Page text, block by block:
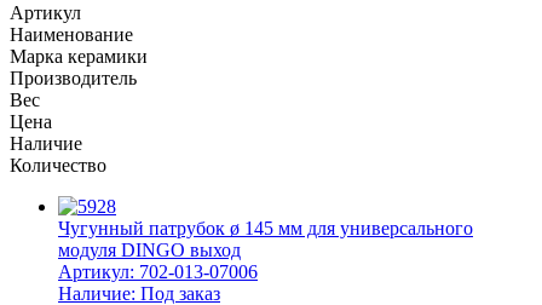
Артикул
Наименование
Марка керамики
Производитель
Вес
Цена
Наличие
Количество
Чугунный патрубок ø 145 мм для универсального
модуля DINGO выход
Артикул: 702-013-07006
Наличие: Под заказ